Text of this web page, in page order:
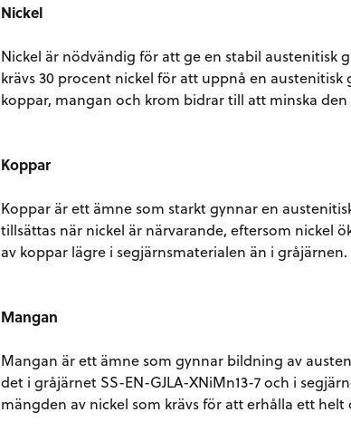
Nickel
Nickel är nödvändig för att ge en stabil austenitisk
krävs 30 procent nickel för att uppnå en
koppar, mangan och krom bidrar till att minska den
Koppar
Koppar är ett ämne som starkt gynnar en
tillsättas när nickel är närvarande, eftersom nickel
av koppar lägre i segjärnsmaterialen än i gråjärnen.
Mangan
Mangan är ett ämne som gynnar bildning av
det i gråjärnet SS-EN-GJLA-XNiMn13-7 och i
mängden av nickel som krävs för att erhålla ett